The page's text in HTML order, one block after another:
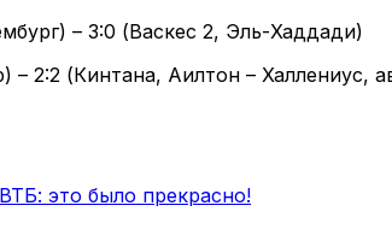
– 3:0 (Васкес 2, Эль-Хаддади)
2:2 (Кинтана, Аилтон – Халлениус,
это было прекрасно!